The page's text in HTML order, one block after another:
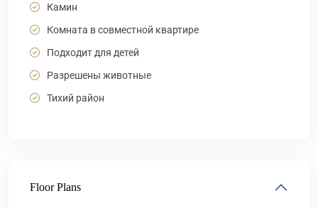
Камин
Комната в совместной квартире
Подходит для детей
Разрешены животные
Тихий район
Floor Plans